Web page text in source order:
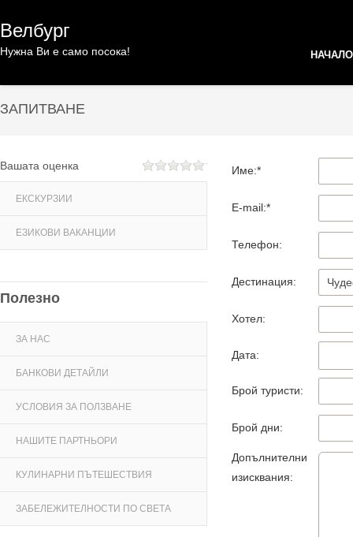
Велбург
Нужна Ви е само посока! НАЧАЛО
ЗАПИТВАНЕ
Вашата оценка
ЕКСКУРЗИИ
ЕЗИКОВИ ВАКАНЦИИ
Полезно
ЗА НАС
БАНКОВИ ДЕТАЙЛИ
УСЛОВИЯ ЗА ПОЛЗВАНЕ
НАШИТЕ ПАРТНЬОРИ
КУЛИНАРНИ ПЪТЕШЕСТВИЯ
ЗАБЕЛЕЖИТЕЛНОСТИ ПО СВЕТА
Име:*
E-mail:*
Телефон:
Дестинация:
Хотел:
Дата:
Брой туристи:
Брой дни:
Допълнителни
изисквания: